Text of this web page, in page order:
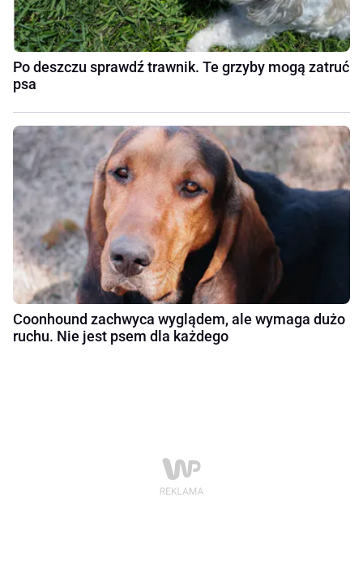
Po deszczu sprawdź trawnik. Te grzyby mogą zatruć
psa
Coonhound zachwyca wyglądem, ale wymaga dużo
ruchu. Nie jest psem dla każdego